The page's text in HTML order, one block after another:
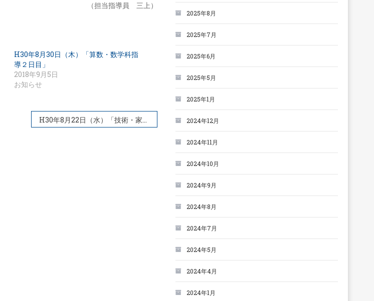
（担当指導員 三上）
H30年8月30日（木）「算数・数学科指
導２日目」
2018年9月5日
お知らせ
H30年8月22日（水）「技術・家庭科指導（実技）」
2025年8月
2025年7月
2025年6月
2025年5月
2025年1月
2024年12月
2024年11月
2024年10月
2024年9月
2024年8月
2024年7月
2024年5月
2024年4月
2024年1月